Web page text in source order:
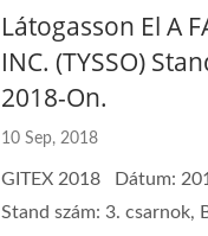
Látogasson El A
INC. (TYSSO)
2018-On.
10 Sep, 2018
GITEX 2018 Dátum:
Stand szám: 3. csarnok,